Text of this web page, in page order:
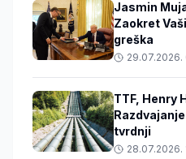
Jasmin
Zaokret
greška
29.07.2026.
TTF, Henry
tvrdnji
28.07.2026.